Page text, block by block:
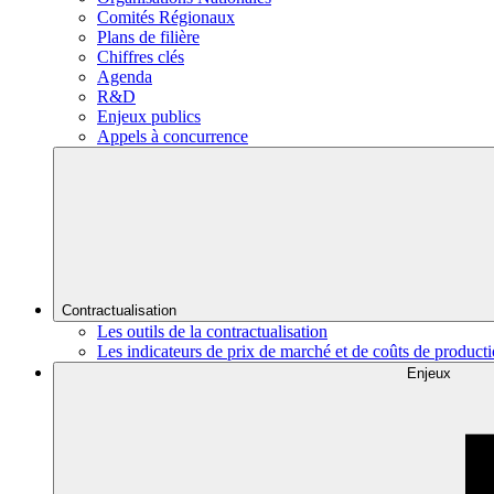
Comités Régionaux
Plans de filière
Chiffres clés
Agenda
R&D
Enjeux publics
Appels à concurrence
Contractualisation
Les outils de la contractualisation
Les indicateurs de prix de marché et de coûts de
Enjeux